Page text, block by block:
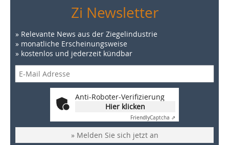
Zi Newsletter
» Relevante News aus der Ziegelindustrie
» monatliche Erscheinungsweise
» kostenlos und jederzeit kündbar
Anti-Roboter-Verifizierung
Hier klicken
FriendlyCaptcha ⇗
» Melden Sie sich jetzt an